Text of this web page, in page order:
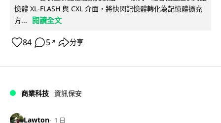
憶體 XL-FLASH 與 CXL 介面，將快閃記憶體轉化為記憶體擴充
方...
閱讀全文
84 5 ↗ 分享
商業科技 資訊保安
Lawton 1 日